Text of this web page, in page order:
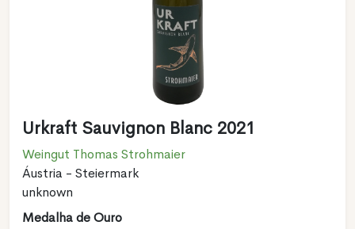
Urkraft Sauvignon Blanc 2021
Weingut Thomas Strohmaier
Áustria - Steiermark
unknown
Medalha de Ouro